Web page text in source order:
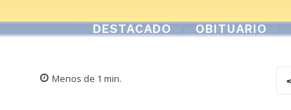
DESTACADO OBITUARIO
Menos de 1 min.